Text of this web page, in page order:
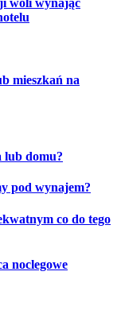
woli wynająć
mieszkań na
lub domu?
pod wynajem?
co do tego
noclegowe